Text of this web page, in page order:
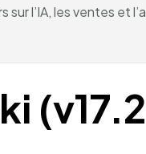
l’IA, les ventes